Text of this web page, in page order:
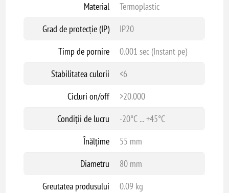
Material
Termoplastic
Grad de protecție (IP)
IP20
Timp de pornire
0.001 sec (Instant pe)
Stabilitatea culorii
<6
Cicluri on/off
>20.000
Condiții de lucru
-20°C ... +45°C
Înălțime
55 mm
Diametru
80 mm
Greutatea produsului
0.09 kg